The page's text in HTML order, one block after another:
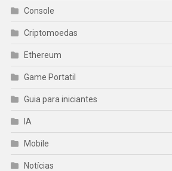
Console
Criptomoedas
Ethereum
Game Portatil
Guia para iniciantes
IA
Mobile
Notícias